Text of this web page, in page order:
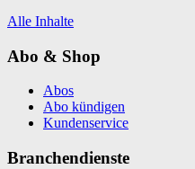
Alle Inhalte
Abo & Shop
Abos
Abo kündigen
Kundenservice
Branchendienste